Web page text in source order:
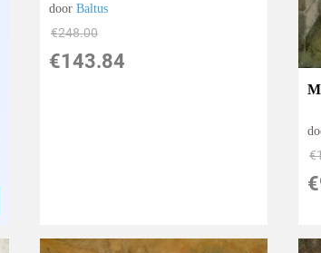
doorBaltus
€248.00
€143.84
€
€